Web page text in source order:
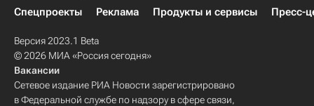
Спецпроекты
Реклама Продукты и сервисы Пресс-
Версия 2023.1 Beta
© 2026 МИА «Россия сегодня»
Вакансии
Сетевое издание РИА Новости зарегистрировано
в Федеральной службе по надзору в сфере связи,